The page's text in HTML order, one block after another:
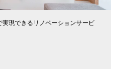
現できるリノベーションサービ